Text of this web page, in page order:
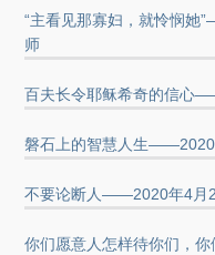
“主看见那寡妇，就怜悯她
师
百夫长令耶稣希奇的信心
磐石上的智慧人生——2020
不要论断人——2020年4月
你们愿意人怎样待你们，